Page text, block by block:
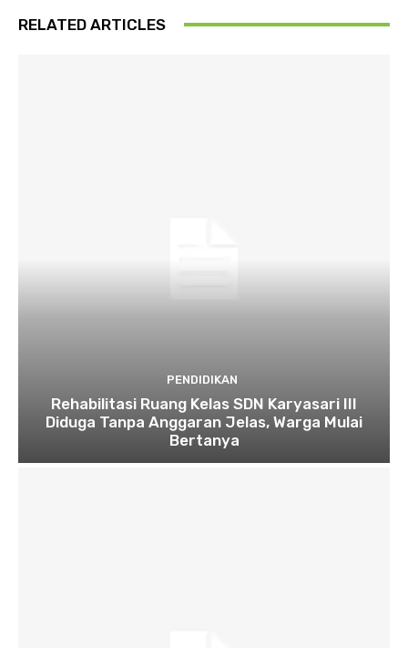
RELATED ARTICLES
PENDIDIKAN
Rehabilitasi Ruang Kelas SDN Karyasari III
Diduga Tanpa Anggaran Jelas, Warga Mulai
Bertanya